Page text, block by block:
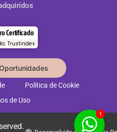
Certificado
Trustindex
Política de Cookie
de Uso
1